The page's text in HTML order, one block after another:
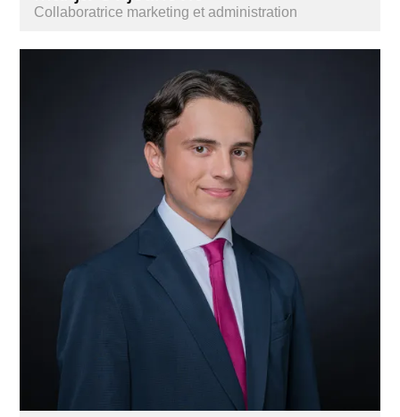
Collaboratrice marketing et administration